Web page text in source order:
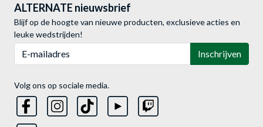
ALTERNATE nieuwsbrief
Blijf op de hoogte van nieuwe producten, exclusieve acties en
leuke wedstrijden!
Inschrijven
Volg ons op sociale media.